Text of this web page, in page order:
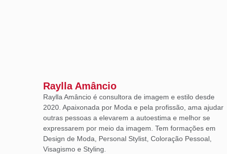
Raylla Amâncio
Raylla Amâncio é consultora de imagem e estilo desde
2020. Apaixonada por Moda e pela profissão, ama ajudar
outras pessoas a elevarem a autoestima e melhor se
expressarem por meio da imagem. Tem formações em
Design de Moda, Personal Stylist, Coloração Pessoal,
Visagismo e Styling.